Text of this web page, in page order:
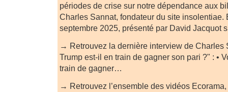
périodes de crise sur notre dépendance aux
Charles Sannat, fondateur du site insolentiae.
septembre 2025, présenté par David Jacquot
→ Retrouvez la dernière interview de Charles
Trump est-il en train de gagner son pari ?" : •
train de gagner…
→ Retrouvez l’ensemble des vidéos